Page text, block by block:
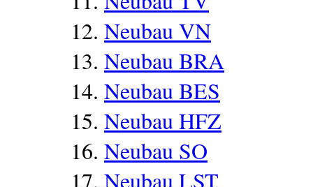
Neubau VN
Neubau BRA
Neubau BES
Neubau HFZ
Neubau SO
Neubau LST